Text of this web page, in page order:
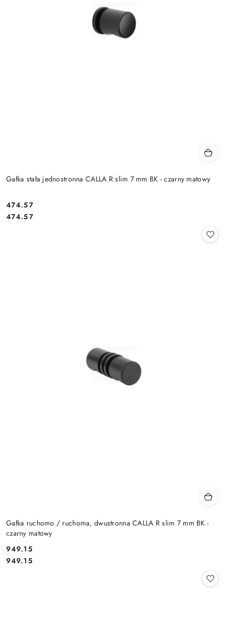
Gałka stała jednostronna CALLA R slim 7 mm BK - czarny matowy
Cena:
474.57
Cena:
474.57
Gałka ruchomo / ruchoma, dwustronna CALLA R slim 7 mm BK -
czarny matowy
Cena:
949.15
Cena:
949.15